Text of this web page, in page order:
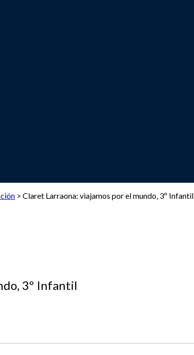
> Claret Larraona: viajamos por el mundo, 3º Infantil
3º Infantil